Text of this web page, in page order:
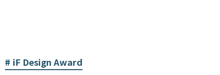
iF Design Award